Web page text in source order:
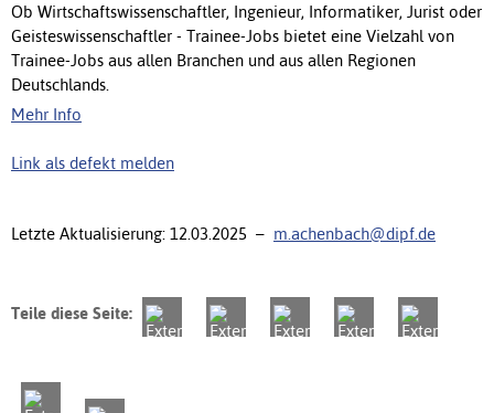
Ob Wirtschaftswissenschaftler, Ingenieur, Informatiker, Jurist oder
Geisteswissenschaftler - Trainee-Jobs bietet eine Vielzahl von
Trainee-Jobs aus allen Branchen und aus allen Regionen
Deutschlands.
Mehr Info
Link als defekt melden
Letzte Aktualisierung: 12.03.2025 – m.achenbach@dipf.de
Teile diese Seite: